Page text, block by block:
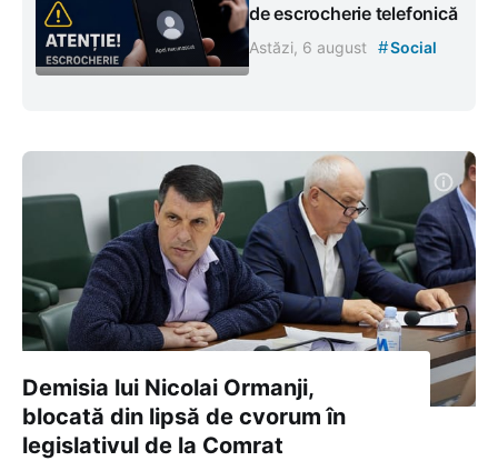
de escrocherie telefonică
Astăzi, 6 august #Social
Demisia lui Nicolai Ormanji,
blocată din lipsă de cvorum în
legislativul de la Comrat